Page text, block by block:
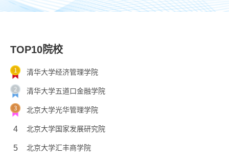
TOP10院校
清华大学经济管理学院
清华大学五道口金融学院
北京大学光华管理学院
4 北京大学国家发展研究院
5 北京大学汇丰商学院